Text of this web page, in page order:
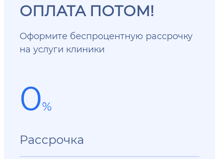
ОПЛАТА ПОТОМ!
Оформите беспроцентную рассрочку
на услуги клиники
0%
Рассрочка